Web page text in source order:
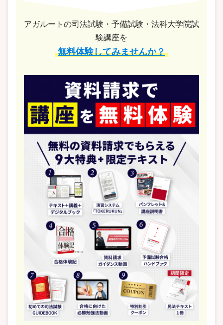
アガルートの司法試験・予備試験・法科大学院試
験講座を
無料体験してみませんか？